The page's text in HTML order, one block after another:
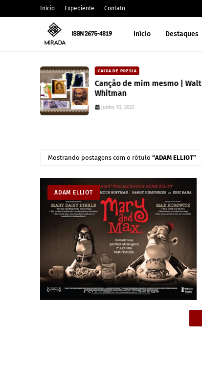
Início Expediente Contato
Início Destaques
CAIXA DE POESIA
Canção de mim mesmo | Walt
Whitman
junho 10, 2022
Mostrando postagens com o rótulo ADAM ELLIOT
ADAM ELLIOT